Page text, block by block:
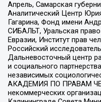
Апрель, Самарская
Аналитический Центр
Гагарина, Фонд имени
СИБАЛЬТ, Уральская
Евразии, Институт прав
Российский
Дальневосточный центр
и социального
независимых
АКАДЕМИЯ ПО ПРАВАМ
некоммерческих